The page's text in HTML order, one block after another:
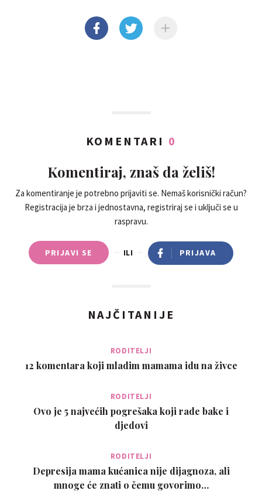
KOMENTARI 0
Komentiraj, znaš da želiš!
Za komentiranje je potrebno prijaviti se. Nemaš korisnički račun?
Registracija je brza i jednostavna, registriraj se i uključi se u
raspravu.
PRIJAVI SE ILI PRIJAVA
NAJČITANIJE
RODITELJI
12 komentara koji mladim mamama idu na živce
RODITELJI
Ovo je 5 najvećih pogrešaka koji rade bake i
djedovi
RODITELJI
Depresija mama kućanica nije dijagnoza, ali
mnoge će znati o čemu govorimo…